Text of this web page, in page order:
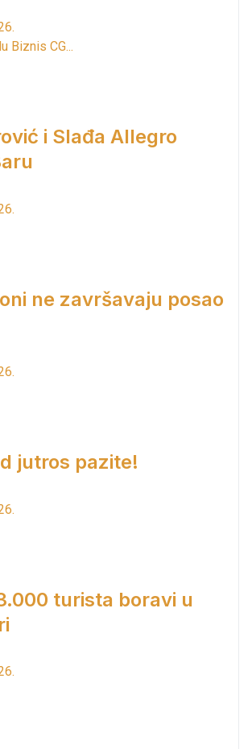
Biznis CG...
i Slađa Allegro
ne završavaju posao
jutros pazite!
turista boravi u